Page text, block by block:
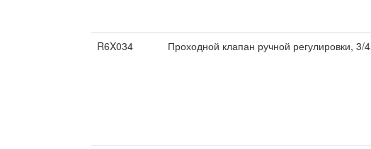
R6X034 Проходной клапан ручной регулировки, 3/4